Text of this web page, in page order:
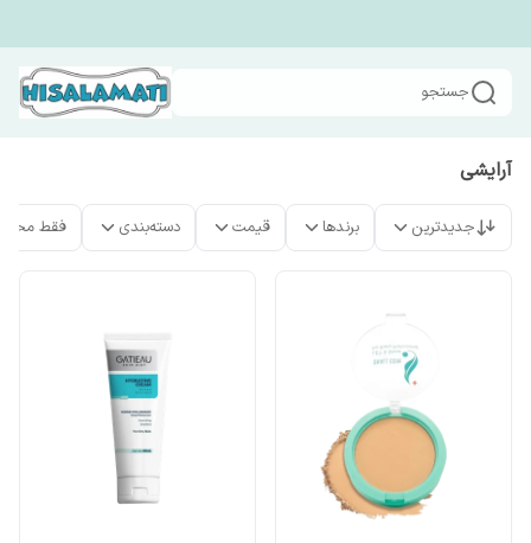
جستجو
آرایشی
جدیدترین برندها قیمت دسته‌بندی فقط